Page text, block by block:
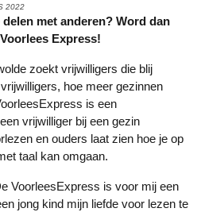
2022
Express!
hoe meer gezinnen
is een
vrijwilliger bij een gezin
en ouders laat zien hoe je op
taal kan omgaan.
jong kind mijn liefde voor lezen te